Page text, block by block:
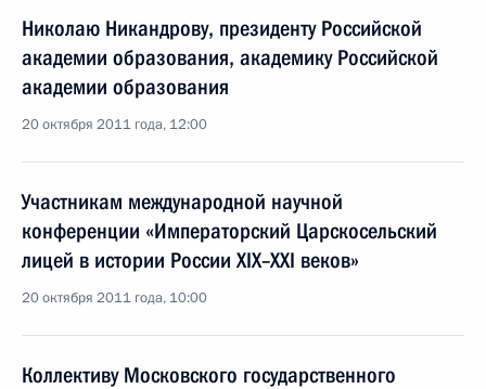
Николаю Никандрову, президенту Российской
академии образования, академику Российской
академии образования
20 октября 2011 года, 12:00
Участникам международной научной
конференции «Императорский Царскосельский
лицей в истории России XIX–XXI веков»
20 октября 2011 года, 10:00
Коллективу Московского государственного